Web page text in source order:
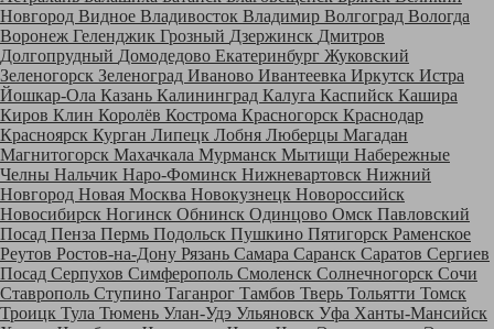
Новгород Видное Владивосток Владимир Волгоград Вологда
Воронеж Геленджик Грозный Дзержинск Дмитров
Долгопрудный Домодедово Екатеринбург Жуковский
Зеленогорск Зеленоград Иваново Ивантеевка Иркутск Истра
Йошкар-Ола Казань Калининград Калуга Каспийск Кашира
Киров Клин Королёв Кострома Красногорск Краснодар
Красноярск Курган Липецк Лобня Люберцы Магадан
Магнитогорск Махачкала Мурманск Мытищи Набережные
Челны Нальчик Наро-Фоминск Нижневартовск Нижний
Новгород Новая Москва Новокузнецк Новороссийск
Новосибирск Ногинск Обнинск Одинцово Омск Павловский
Посад Пенза Пермь Подольск Пушкино Пятигорск Раменское
Реутов Ростов-на-Дону Рязань Самара Саранск Саратов Сергиев
Посад Серпухов Симферополь Смоленск Солнечногорск Сочи
Ставрополь Ступино Таганрог Тамбов Тверь Тольятти Томск
Троицк Тула Тюмень Улан-Удэ Ульяновск Уфа Ханты-Мансийск